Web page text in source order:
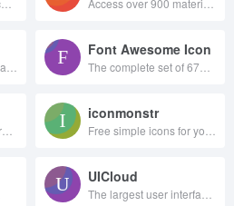
Font Awesome Icon
iconmonstr
UICloud